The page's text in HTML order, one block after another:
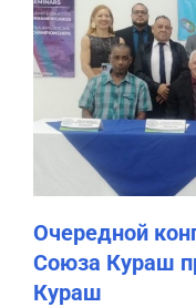
Очередной
Союза Кураш
Кураш